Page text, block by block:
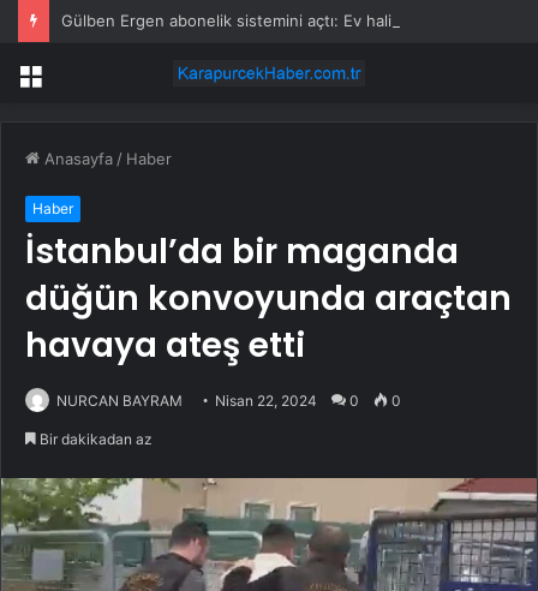
Menü
Anasayfa / Haber
Haber
İstanbul’da bir maganda
düğün konvoyunda araçtan
havaya ateş etti
NURCAN BAYRAM Nisan 22, 2024 0 0
Bir dakikadan az